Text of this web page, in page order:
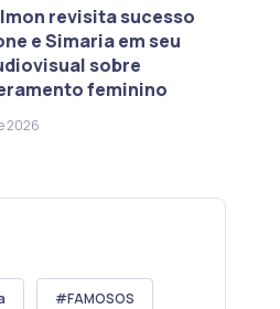
revisita sucesso
e Simaria em seu
sobre
feminino
2026
FAMOSOS